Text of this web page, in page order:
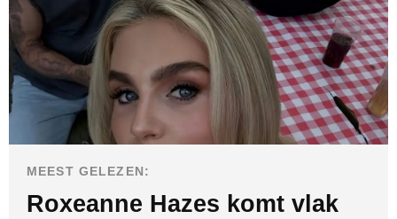
MEEST GELEZEN:
Roxeanne Hazes komt vlak